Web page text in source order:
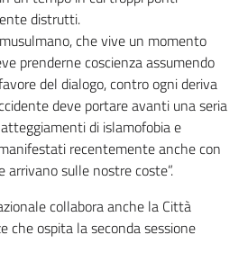
distrutti.
che vive un momento
prenderne coscienza assumendo
del dialogo, contro ogni deriva
deve portare avanti una seria
di islamofobia e
recentemente anche con
arrivano sulle nostre coste”.
collabora anche la Città
che ospita la seconda sessione